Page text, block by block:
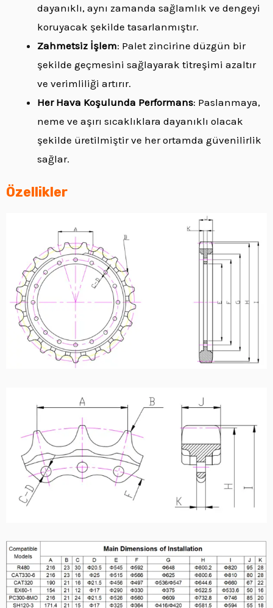
dayanıklı, aynı zamanda sağlamlık ve dengeyi
koruyacak şekilde tasarlanmıştır.
Zahmetsiz İşlem: Palet zincirine düzgün bir
şekilde geçmesini sağlayarak titreşimi azaltır
ve verimliliği artırır.
Her Hava Koşulunda Performans: Paslanmaya,
neme ve aşırı sıcaklıklara dayanıklı olacak
şekilde üretilmiştir ve her ortamda güvenilirlik
sağlar.
Özellikler